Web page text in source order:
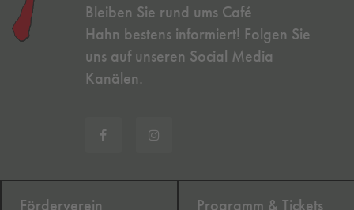
Bleiben Sie rund ums Café
Hahn bestens informiert! Folgen Sie
uns auf unseren Social Media
Kanälen.
Förderverein Programm & Tickets